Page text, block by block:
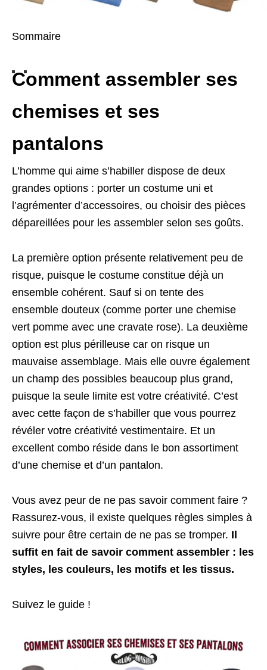
Sommaire
Comment assembler ses
chemises et ses
pantalons
L’homme qui aime s’habiller dispose de deux
grandes options : porter un costume uni et
l’agrémenter d’accessoires, ou choisir des pièces
dépareillées pour les assembler selon ses goûts.
La première option présente relativement peu de
risque, puisque le costume constitue déjà un
ensemble cohérent. Sauf si on tente des
ensemble douteux (comme porter une chemise
vert pomme avec une cravate rose). La deuxième
option est plus périlleuse car on risque un
mauvaise assemblage. Mais elle ouvre également
un champ des possibles beaucoup plus grand,
puisque la seule limite est votre créativité. C’est
avec cette façon de s’habiller que vous pourrez
révéler votre créativité vestimentaire. Et un
excellent combo réside dans le bon assortiment
d’une chemise et d’un pantalon.
Vous avez peur de ne pas savoir comment faire ?
Rassurez-vous, il existe quelques règles simples à
suivre pour être certain de ne pas se tromper. Il
suffit en fait de savoir comment assembler : les
styles, les couleurs, les motifs et les tissus.
Suivez le guide !